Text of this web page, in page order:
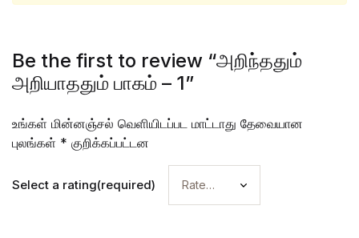
Be the first to review “அறிந்ததும்
அறியாததும் பாகம் – 1”
உங்கள் மின்னஞ்சல் வெளியிடப்பட மாட்டாது தேவையான
புலங்கள் * குறிக்கப்பட்டன
Select a rating(required)